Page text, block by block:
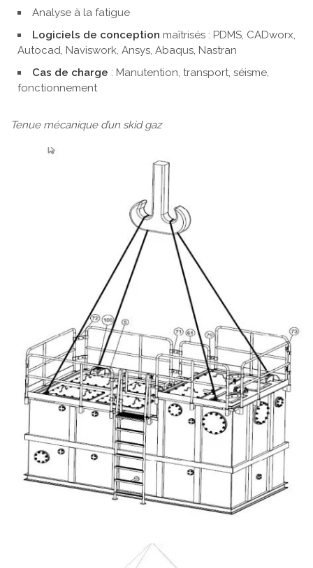
Analyse à la fatigue
Logiciels de conception maîtrisés : PDMS, CADworx,
Autocad, Naviswork, Ansys, Abaqus, Nastran
Cas de charge : Manutention, transport, séisme,
fonctionnement
Tenue mécanique d’un skid gaz